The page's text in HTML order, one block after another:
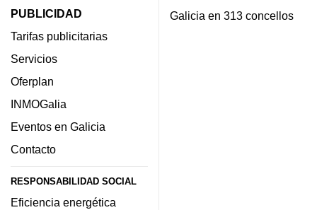
PUBLICIDAD
Tarifas publicitarias
Servicios
Oferplan
INMOGalia
Eventos en Galicia
Contacto
RESPONSABILIDAD SOCIAL
Eficiencia energética
Galicia en 313 concellos